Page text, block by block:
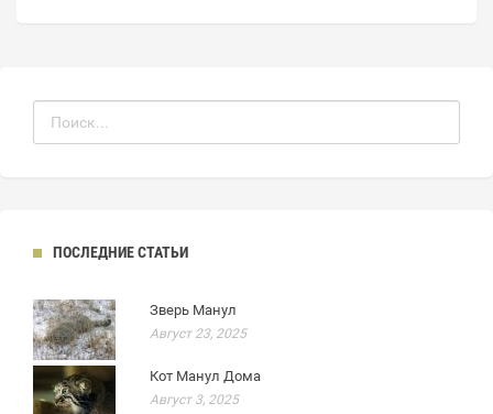
ПОСЛЕДНИЕ СТАТЬИ
Зверь Манул
Август 23, 2025
Кот Манул Дома
Август 3, 2025